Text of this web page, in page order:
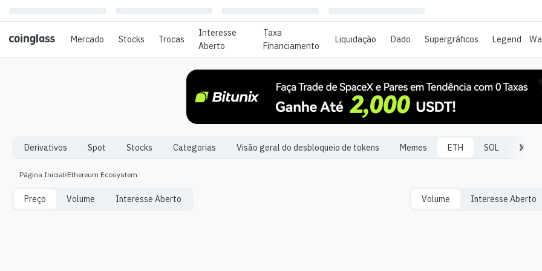
Mercado Stocks Trocas
Interesse
Aberto
Taxa
Financiamento
Liquidação Dado Supergráficos Legend
Derivativos Spot Stocks Categorias Visão geral do desbloqueio de tokens Memes ETH SOL BSC
Página Inicial›Ethereum Ecosystem
Preço Volume Interesse Aberto Volume Interesse Aberto